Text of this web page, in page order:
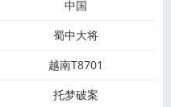
中国
蜀中大将
越南T8701
托梦破案